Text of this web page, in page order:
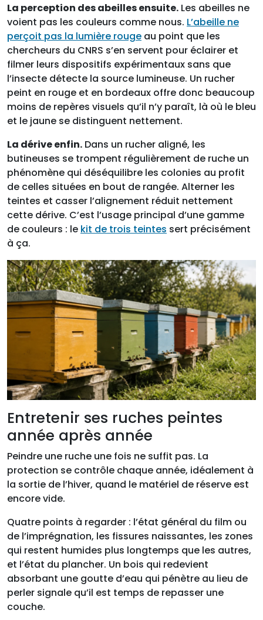
La perception des abeilles ensuite. Les abeilles ne
voient pas les couleurs comme nous. L’abeille ne
perçoit pas la lumière rouge au point que les
chercheurs du CNRS s’en servent pour éclairer et
filmer leurs dispositifs expérimentaux sans que
l’insecte détecte la source lumineuse. Un rucher
peint en rouge et en bordeaux offre donc beaucoup
moins de repères visuels qu’il n’y paraît, là où le bleu
et le jaune se distinguent nettement.
La dérive enfin. Dans un rucher aligné, les
butineuses se trompent régulièrement de ruche un
phénomène qui déséquilibre les colonies au profit
de celles situées en bout de rangée. Alterner les
teintes et casser l’alignement réduit nettement
cette dérive. C’est l’usage principal d’une gamme
de couleurs : le kit de trois teintes sert précisément
à ça.
Entretenir ses ruches peintes
année après année
Peindre une ruche une fois ne suffit pas. La
protection se contrôle chaque année, idéalement à
la sortie de l’hiver, quand le matériel de réserve est
encore vide.
Quatre points à regarder : l’état général du film ou
de l’imprégnation, les fissures naissantes, les zones
qui restent humides plus longtemps que les autres,
et l’état du plancher. Un bois qui redevient
absorbant une goutte d’eau qui pénètre au lieu de
perler signale qu’il est temps de repasser une
couche.